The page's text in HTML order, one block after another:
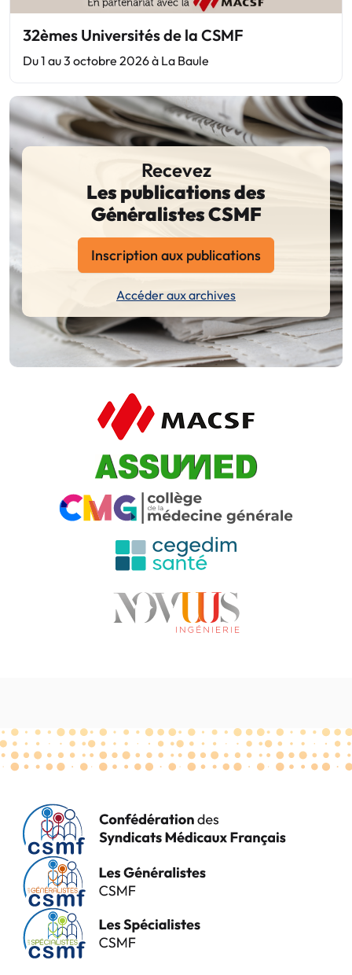
32èmes Universités de la CSMF
Du 1 au 3 octobre 2026 à La Baule
Recevez
Les publications des
Généralistes CSMF
Inscription aux publications
Accéder aux archives